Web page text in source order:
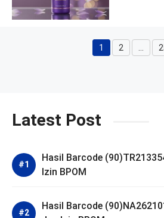
Halaman
1 Halaman
2
Latest Post
Hasil Barcode
Izin BPOM
Hasil Barcode